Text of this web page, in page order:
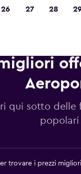
qui sotto delle
popolari
trovare i prezzi migliori
26 27 28